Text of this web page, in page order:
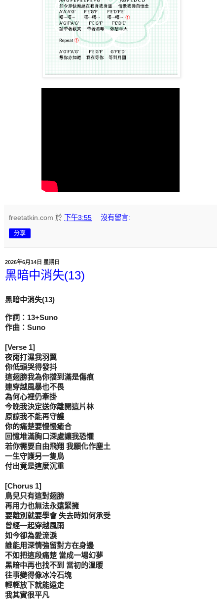
freetatkin.com 於 下午3:55 沒有留言:
分享
2026年6月14日 星期日
黑暗中消失(13)
黑暗中消失(13)
作詞：13+Suno
作曲：Suno
[Verse 1]
夜雨打濕我羽翼
你低頭哭得發抖
這翅膀我為你擋到滿是傷痕
連穿越風暴也不畏
為何心裡仍牽掛
今晚我決定送你離開這片林
原諒我不能再守護
你的痛楚要慢慢癒合
回憶堆滿胸口深處讓我恐懼
若你需要自由飛翔 我願化作塵土
一生守護另一隻鳥
付出竟是這麼沉重
[Chorus 1]
鳥兒只有這對翅膀
再用力也無法永遠緊擁
要離別就要學會 失去時如何承受
曾經一起穿越風雨
如今卻為愛流淚
誰能用深情強留對方在身邊
不如把這段痛楚 當成一場幻夢
黑暗中再也找不到 當初的溫暖
往事變得像冰冷石塊
輕輕放下就能遠走
我其實很平凡